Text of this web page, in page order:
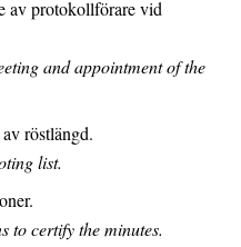
av protokollförare vid
and appointment of the
röstlängd.
list.
to certify the minutes.